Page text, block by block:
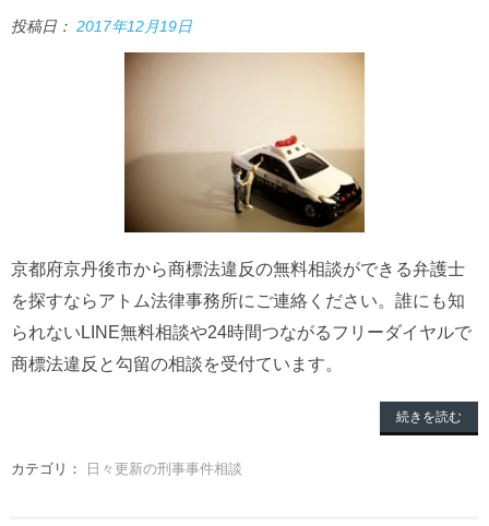
投稿日： 2017年12月19日
京都府京丹後市から商標法違反の無料相談ができる弁護士
を探すならアトム法律事務所にご連絡ください。誰にも知
られないLINE無料相談や24時間つながるフリーダイヤルで
商標法違反と勾留の相談を受付ています。
続きを読む
カテゴリ： 日々更新の刑事事件相談